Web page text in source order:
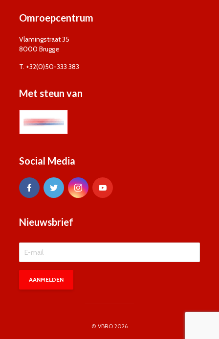
Omroepcentrum
Vlamingstraat 35
8000 Brugge
T. +32(0)50-333 383
Met steun van
Social Media
Nieuwsbrief
© VBRO 2026